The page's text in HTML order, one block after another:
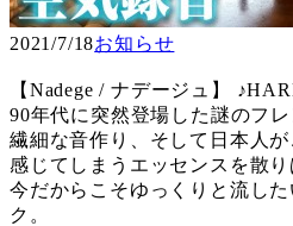
2021/7/18お知らせ
【Nadege / ナデージュ】
90年代に突然登場した謎のフ
繊細な音作り、そして日本人
感じてしまうエッセンスを散り
今だからこそゆっくりと流し
ク。